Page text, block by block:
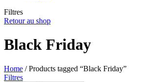
Filtres
Retour au shop
Black Friday
Home / Products tagged “Black Friday”
Filtres